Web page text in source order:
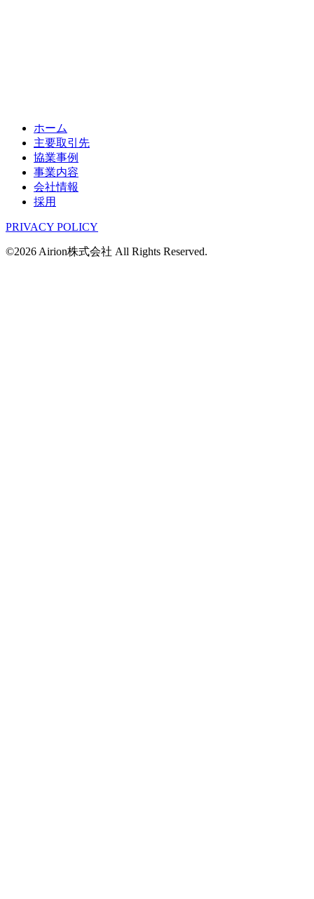
ホーム
主要取引先
協業事例
事業内容
会社情報
採用
PRIVACY POLICY
©2026 Airion株式会社 All Rights Reserved.